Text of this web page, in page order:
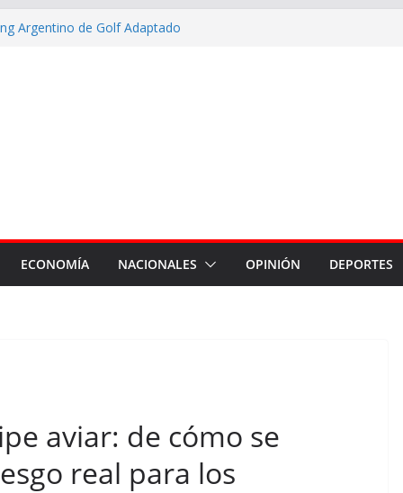
Argentino de Golf Adaptado
ECONOMÍA NACIONALES OPINIÓN DEPORTES
aviar: de cómo se
real para los